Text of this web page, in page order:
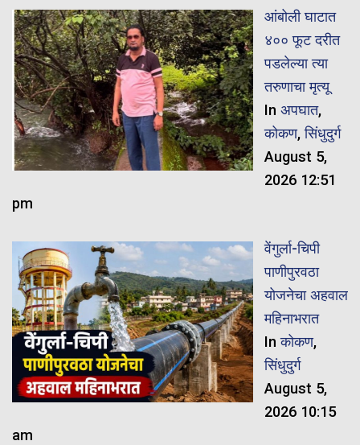
आंबोली घाटात
४०० फूट दरीत
पडलेल्या त्या
तरुणाचा मृत्यू
In अपघात,
कोकण,सिंधुदुर्ग
August 5,
2026 12:51
pm
वेंगुर्ला-चिपी
पाणीपुरवठा
योजनेचा अहवाल
महिनाभरात
Inकोकण,
सिंधुदुर्ग
August 5,
2026 10:15
am